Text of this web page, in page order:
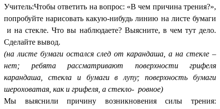
Учитель:Чтобы ответить на вопрос: «В чем причина трения?»,
попробуйте нарисовать какую-нибудь линию на листе бумаги
и на стекле. Что вы наблюдаете? Выясните, в чем тут дело.
Сделайте вывод.
(на листе бумаги остался след от карандаша, а на стекле –
нет; ребята рассматривают поверхности грифеля
карандаша, стекла и бумаги в лупу; поверхность бумаги
шероховатая, как и грифеля, а стекло- ровное)
Мы выяснили причину возникновения силы трения: